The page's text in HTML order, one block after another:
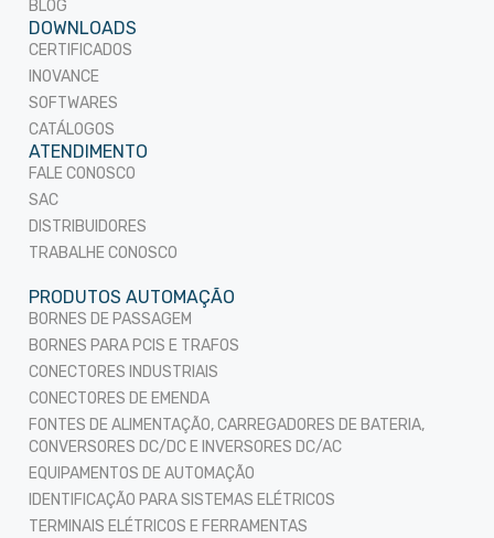
BLOG
DOWNLOADS
CERTIFICADOS
INOVANCE
SOFTWARES
CATÁLOGOS
ATENDIMENTO
FALE CONOSCO
SAC
DISTRIBUIDORES
TRABALHE CONOSCO
PRODUTOS AUTOMAÇÃO
BORNES DE PASSAGEM
BORNES PARA PCIS E TRAFOS
CONECTORES INDUSTRIAIS
CONECTORES DE EMENDA
FONTES DE ALIMENTAÇÃO, CARREGADORES DE BATERIA,
CONVERSORES DC/DC E INVERSORES DC/AC
EQUIPAMENTOS DE AUTOMAÇÃO
IDENTIFICAÇÃO PARA SISTEMAS ELÉTRICOS
TERMINAIS ELÉTRICOS E FERRAMENTAS